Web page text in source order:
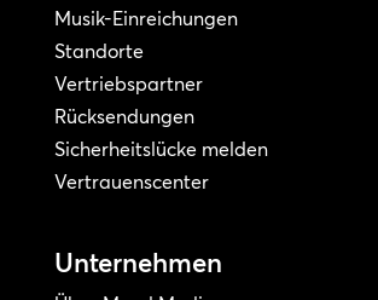
Musik-Einreichungen
Standorte
Vertriebspartner
Rücksendungen
Sicherheitslücke melden
Vertrauenscenter
Unternehmen